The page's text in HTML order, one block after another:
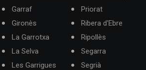
Garraf
Gironès
La Garrotxa
La Selva
Les Garrigues
Priorat
Ribera d'Ebre
Ripollès
Segarra
Segrià